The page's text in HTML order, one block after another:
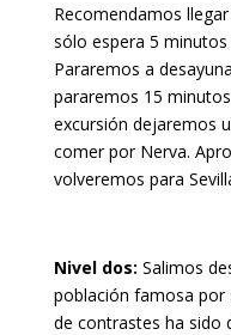
Recomendamos
sólo espera 5
Pararemos a
pararemos 15
excursión dejaremos
comer por Nerva.
volveremos para
Nivel dos: Salimos
población famosa por
de contrastes ha sido